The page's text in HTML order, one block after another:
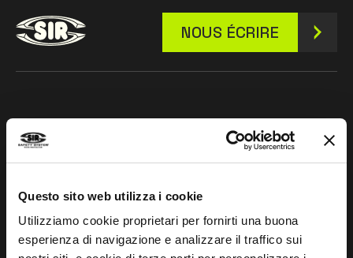
Questo sito web utilizza i cookie
Utilizziamo cookie proprietari per fornirti una buona
esperienza di navigazione e analizzare il traffico sui
NOUS ÉCRIRE
Restons en contact
field
blank
*J’ai lu la déclaration de confidentialité